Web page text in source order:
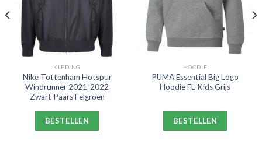
KLEDING
Nike Tottenham Hotspur
Windrunner 2021-2022
Zwart Paars Felgroen
BESTELLEN
HOODIE
PUMA Essential Big Logo
Hoodie FL Kids Grijs
BESTELLEN